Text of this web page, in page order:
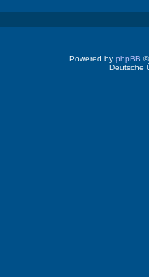
Powered by phpBB
Deutsche